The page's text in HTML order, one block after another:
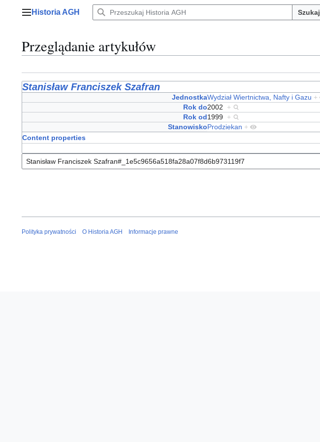
Menu główne
Historia AGH Szukaj
Przeglądanie artykułów
Stanisław Franciszek Szafran
JednostkaWydział Wiertnictwa, Nafty i Gazu +
Rok do2002
+
Rok od1999 +
StanowiskoProdziekan +
Content properties
Polityka prywatności O Historia AGH Informacje prawne